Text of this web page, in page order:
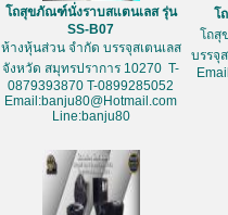
โถสุขภัณฑ์นั่งราบสแตนเลส รุ่น
SS-B07
ห้างหุ้นส่วน จำกัด บรรจุสเตนเลส
จังหวัด สมุทรปราการ 10270 T-
0879393870 T-0899285052
Email:banju80@Hotmail.com
Line:banju80
โ
โถสุ
บรรจุ